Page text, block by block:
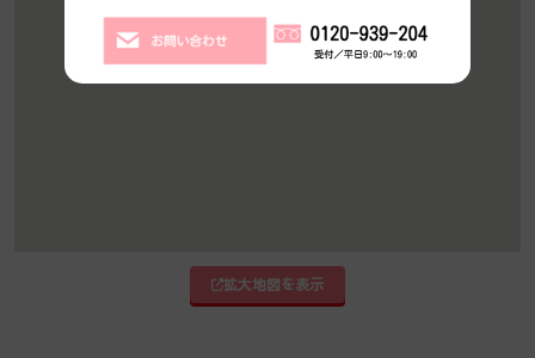
拡大地図を表示